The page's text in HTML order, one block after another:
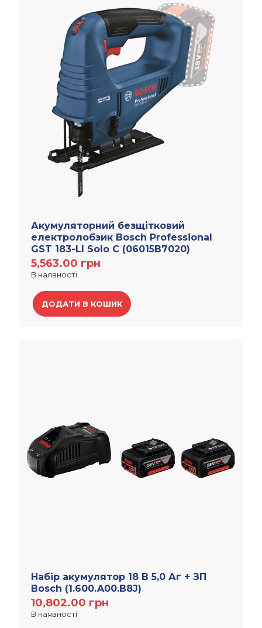
Акумуляторний безщітковий
електролобзик Bosch Professional
GST 183-LI Solo C (06015B7020)
5,563.00 грн
В наявності
ДОДАТИ В КОШИК
Набiр акумулятор 18 В 5,0 Аг + ЗП
Bosch (1.600.A00.B8J)
10,802.00 грн
В наявності